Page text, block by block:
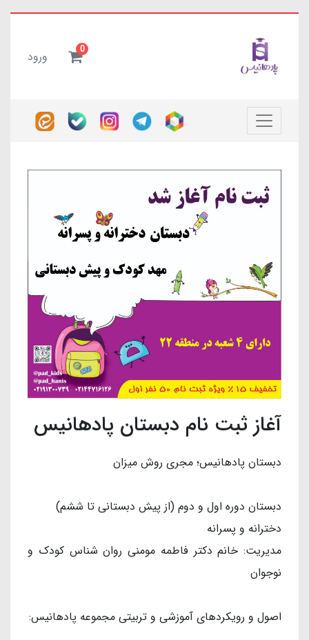
0 ورود
آغاز ثبت نام دبستان پادهانیس
دبستان پادهانیس؛ مجری روش میزان
دبستان دوره اول و دوم (از پیش دبستانی تا ششم)
دخترانه و پسرانه
مدیریت: خانم دکتر فاطمه مومنی روان شناس کودک و
نوجوان
اصول و رویکردهای آموزشی و تربیتی مجموعه پادهانیس: